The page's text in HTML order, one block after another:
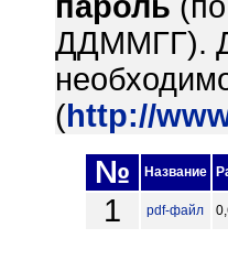
ДДММГГ).
(http://
№
Название
1 pdf-файл